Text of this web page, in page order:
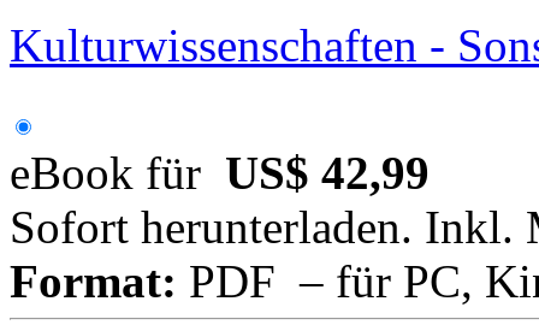
Kulturwissenschaften -
eBook für US$ 42,99
Sofort herunterladen. Inkl.
Format: PDF – für PC,